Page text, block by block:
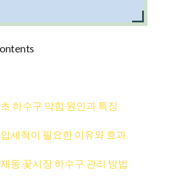
하수구 막힘 원인과 특징
세척이 필요한 이유와 효과
동 꽃시장 하수구 관리 방법